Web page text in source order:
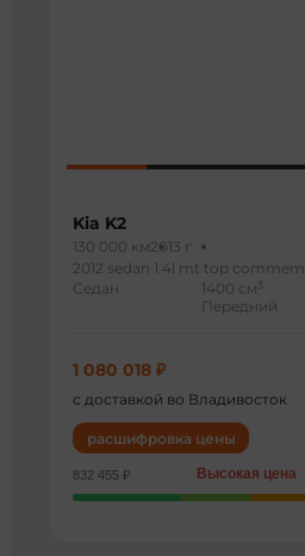
Kia K2
130 000 км2013 г
2012 sedan 1.4l mt top
Седан
1400 см 3
Передний
1 080 018 ₽
с доставкой во Владивосток
расшифровка цены
832 455 ₽ Высокая цена